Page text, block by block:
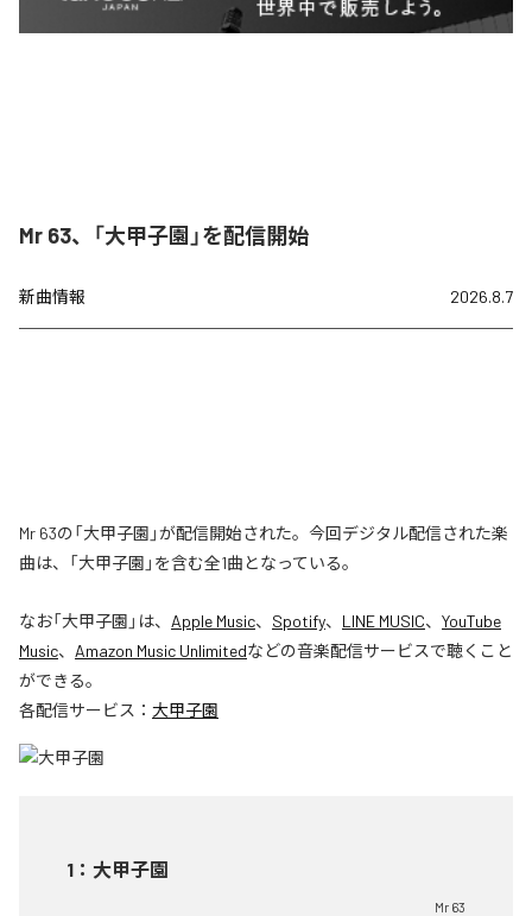
Mr 63、「大甲子園」を配信開始
新曲情報 2026.8.7
Mr 63の「大甲子園」が配信開始された。今回デジタル配信された楽
曲は、「大甲子園」を含む全1曲となっている。
なお「大甲子園 」は、 Apple Music、 Spotify、 LINE MUSIC、 YouTube
Music、 Amazon Music Unlimitedなどの音楽配信サービスで聴くこと
ができる。
各配信サービス： 大甲子園
1 ： 大甲子園
Mr 63